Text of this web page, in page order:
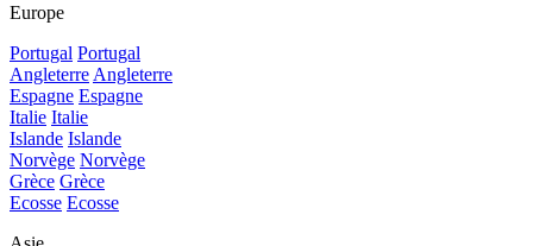
Europe
Portugal Portugal
Angleterre Angleterre
Espagne Espagne
Italie Italie
Islande Islande
Norvège Norvège
Grèce Grèce
Ecosse Ecosse